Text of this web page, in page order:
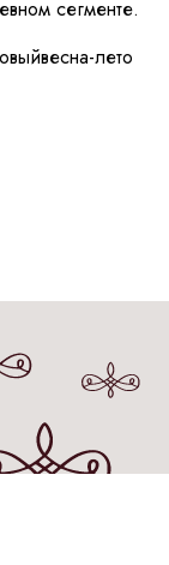
сегменте.
весна-лето